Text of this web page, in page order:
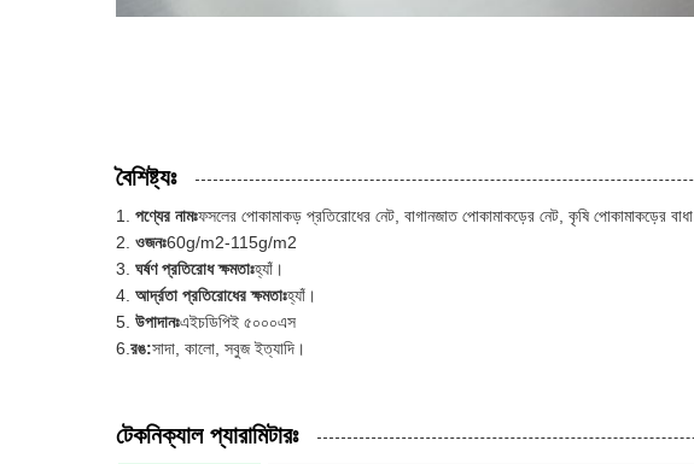
বৈশিষ্ট্যঃ
পণ্যের নামঃফসলের পোকামাকড় প্রতিরোধের নেট, বাগানজাত পোকামাকড়ের নেট, কৃষি পোকামাকড়ের বাধা
ওজনঃ60g/m2-115g/m2
ঘর্ষণ প্রতিরোধ ক্ষমতাঃহ্যাঁ।
আর্দ্রতা প্রতিরোধের ক্ষমতাঃহ্যাঁ।
উপাদানঃএইচডিপিই ৫০০০এস
6. রঙ:সাদা, কালো, সবুজ ইত্যাদি।
টেকনিক্যাল প্যারামিটারঃ